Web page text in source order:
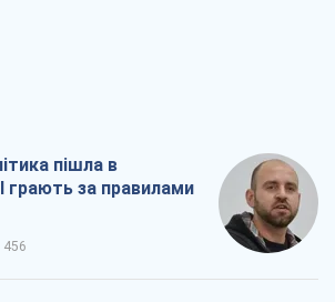
пішла в
грають за правилами
456